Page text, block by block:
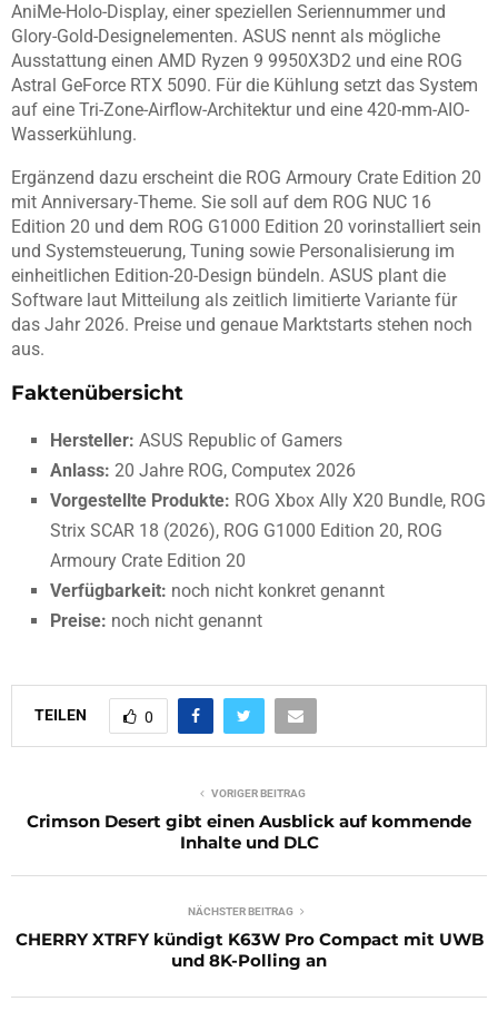
AniMe-Holo-Display, einer speziellen Seriennummer und
Glory-Gold-Designelementen. ASUS nennt als mögliche
Ausstattung einen AMD Ryzen 9 9950X3D2 und eine ROG
Astral GeForce RTX 5090. Für die Kühlung setzt das System
auf eine Tri-Zone-Airflow-Architektur und eine 420-mm-AIO-
Wasserkühlung.
Ergänzend dazu erscheint die ROG Armoury Crate Edition 20
mit Anniversary-Theme. Sie soll auf dem ROG NUC 16
Edition 20 und dem ROG G1000 Edition 20 vorinstalliert sein
und Systemsteuerung, Tuning sowie Personalisierung im
einheitlichen Edition-20-Design bündeln. ASUS plant die
Software laut Mitteilung als zeitlich limitierte Variante für
das Jahr 2026. Preise und genaue Marktstarts stehen noch
aus.
Faktenübersicht
Hersteller: ASUS Republic of Gamers
Anlass: 20 Jahre ROG, Computex 2026
Vorgestellte Produkte: ROG Xbox Ally X20 Bundle, ROG
Strix SCAR 18 (2026), ROG G1000 Edition 20, ROG
Armoury Crate Edition 20
Verfügbarkeit: noch nicht konkret genannt
Preise: noch nicht genannt
TEILEN 0
VORIGER BEITRAG
Crimson Desert gibt einen Ausblick auf kommende
Inhalte und DLC
NÄCHSTER BEITRAG
CHERRY XTRFY kündigt K63W Pro Compact mit UWB
und 8K-Polling an